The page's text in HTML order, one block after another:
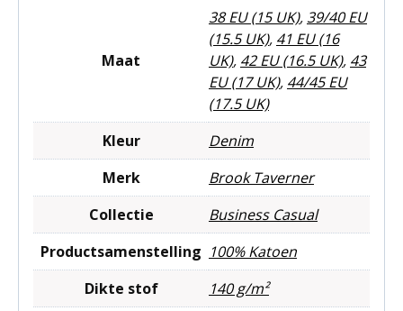
Maat
38 EU (15 UK), 39/40 EU
(15.5 UK), 41 EU (16
UK), 42 EU (16.5 UK), 43
EU (17 UK), 44/45 EU
(17.5 UK)
Kleur
Denim
Merk
Brook Taverner
Collectie
Business Casual
Productsamenstelling 100% Katoen
Dikte stof
140 g/m²